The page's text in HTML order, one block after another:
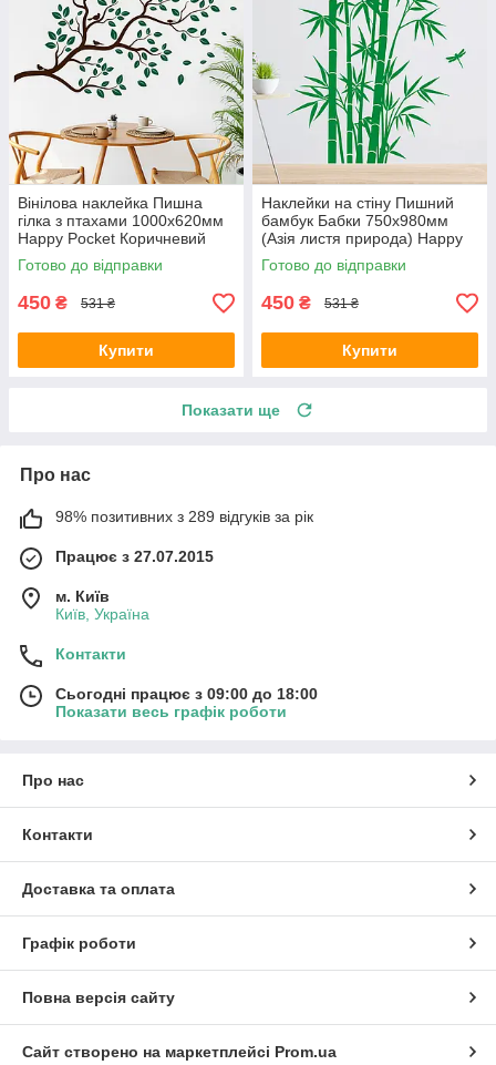
Вінілова наклейка Пишна
гілка з птахами 1000х620мм
Happy Pocket Коричневий
Темно-зелене листя матовий
Готово до відправки
450 ₴ 531 ₴
Купити
Наклейки на стіну Пишний
бамбук Бабки 750х980мм
(Азія листя природа) Happy
Pocket Зелений матовий
Готово до відправки
450 ₴ 531 ₴
Купити
Показати ще
Про нас
98% позитивних з 289 відгуків за рік
Працює з 27.07.2015
м. Київ
Київ, Україна
Контакти
Сьогодні працює з 09:00 до 18:00
Показати весь графік роботи
Про нас
Контакти
Доставка та оплата
Графік роботи
Повна версія сайту
Сайт створено на маркетплейсі Prom.ua